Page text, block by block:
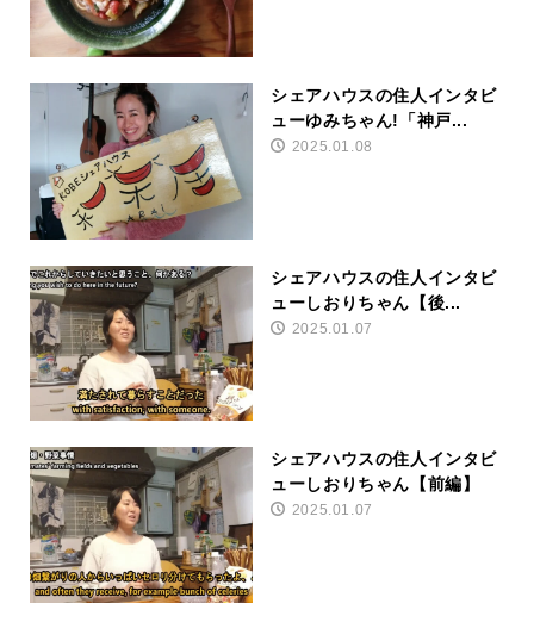
シェアハウスの住人インタビ
ューゆみちゃん!「神戸...
2025.01.08
シェアハウスの住人インタビ
ューしおりちゃん【後...
2025.01.07
シェアハウスの住人インタビ
ューしおりちゃん【前編】
2025.01.07